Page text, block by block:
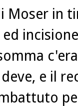
Moser in
incisione
e il